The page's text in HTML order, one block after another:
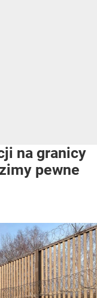
na granicy
pewne